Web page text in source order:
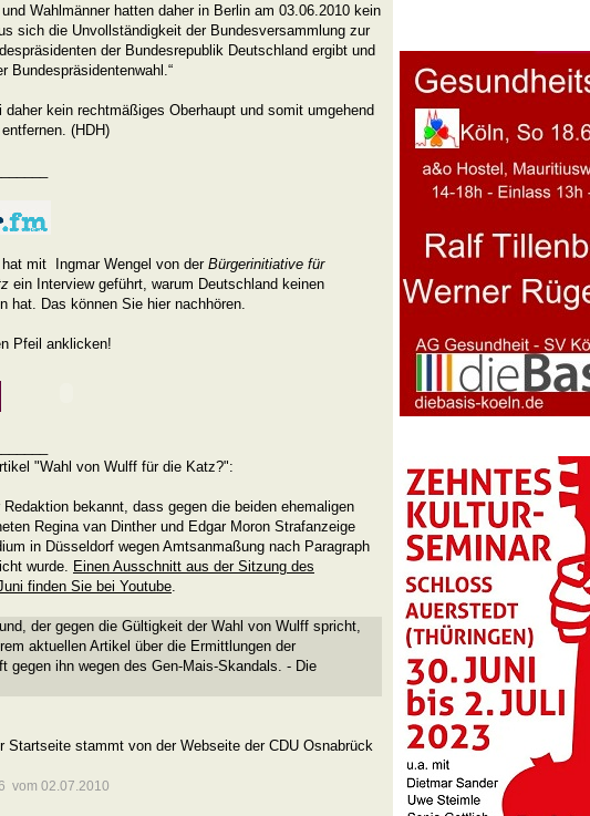
Wahlmänner hatten daher in Berlin am 03.06.2010 kein
sich die Unvollständigkeit der Bundesversammlung zur
der Bundesrepublik Deutschland ergibt und
Bundespräsidentenwahl.“
kein rechtmäßiges Oberhaupt und somit umgehend
(HDH)
hat mit Ingmar Wengel von der Bürgerinitiative für
ein Interview geführt, warum Deutschland keinen
hat. Das können Sie hier nachhören.
Pfeil anklicken!
"Wahl von Wulff für die Katz?":
Redaktion bekannt, dass gegen die beiden ehemaligen
Regina van Dinther und Edgar Moron Strafanzeige
in Düsseldorf wegen Amtsanmaßung nach Paragraph
wurde. Einen Ausschnitt aus der Sitzung des
finden Sie bei Youtube.
der gegen die Gültigkeit der Wahl von Wulff spricht,
aktuellen Artikel über die Ermittlungen der
gegen ihn wegen des Gen-Mais-Skandals. - Die
Startseite stammt von der Webseite der CDU Osnabrück
vom 02.07.2010